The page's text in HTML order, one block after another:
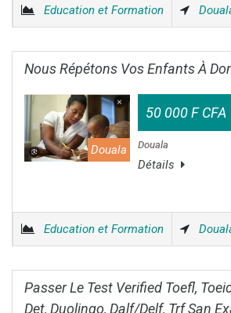
Education et Formation
Nous Répétons Vos Enfants À
Douala
50 000 F CFA
Douala
Détails
Education et Formation
Passer Le Test Verified Toefl,
Det, Duolingo, Dalf/Delf, Trf San